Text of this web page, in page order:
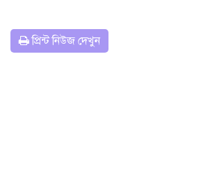
প্রিন্ট নিউজ দেখুন